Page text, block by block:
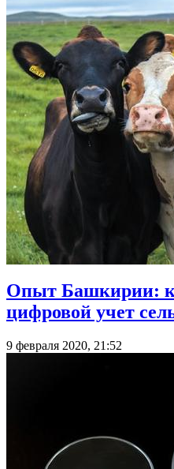
Опыт Башкирии:
цифровой учет
9 февраля 2020, 21:52